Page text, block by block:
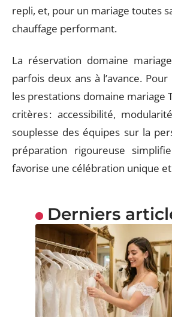
repli, et, pour un mariage toutes
chauffage performant.
La réservation domaine
parfois deux ans à l’avance.
les prestations domaine mariage
critères : accessibilité,
souplesse des équipes sur la
préparation rigoureuse
favorise une célébration unique
Derniers